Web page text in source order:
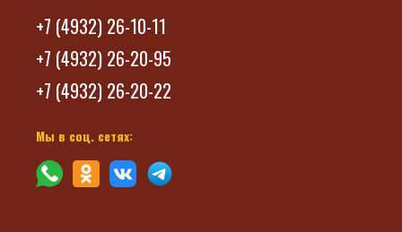
+7 (4932) 26-10-11
+7 (4932) 26-20-95
+7 (4932) 26-20-22
Мы в соц. сетях: